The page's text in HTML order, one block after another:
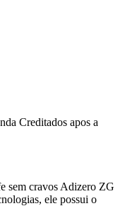
Creditados apos a
sem cravos Adizero ZG
ele possui o